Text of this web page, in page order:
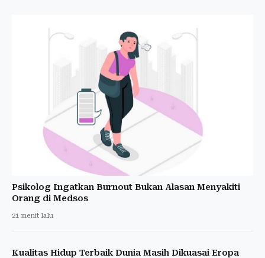
Psikolog Ingatkan Burnout Bukan Alasan Menyakiti
Orang di Medsos
21 menit lalu
Kualitas Hidup Terbaik Dunia Masih Dikuasai Eropa